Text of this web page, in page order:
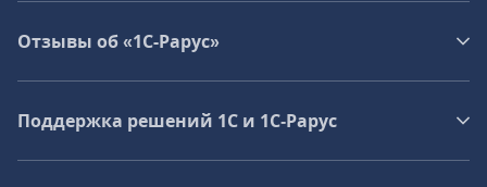
Отзывы об «1С-Рарус»
Поддержка решений 1С и 1С‑Рарус